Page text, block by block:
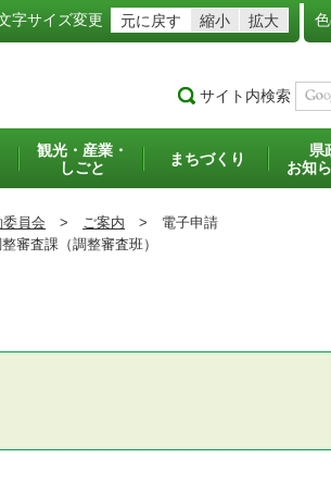
字サイズ変更 元に戻す 縮小 拡大
サイト内検索
観光・産業・
しごと
まちづくり
県
お知
委員会 > ご案内 > 電子申請
審査課（調整審査班）